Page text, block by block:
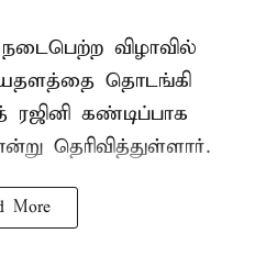
விழாவில்
தொடங்கி
கண்டிப்பாக
தெரிவித்துள்ளார்.
More